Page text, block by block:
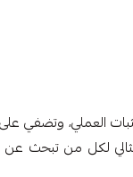
العملي،
لكل من تبحث عن